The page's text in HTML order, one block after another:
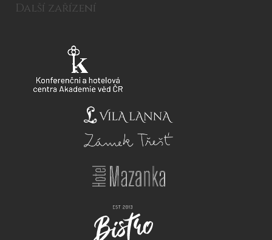
Další zařízení